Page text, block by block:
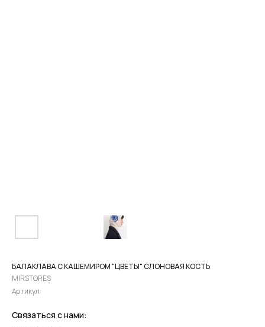
БАЛАКЛАВА С КАШЕМИРОМ "ЦВЕТЫ" СЛОНОВАЯ КОСТЬ
MIRSTORES
Артикул:
Связаться с нами: